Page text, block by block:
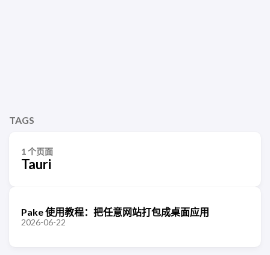
TAGS
1 个页面
Tauri
Pake 使用教程：把任意网站打包成桌面应用
2026-06-22